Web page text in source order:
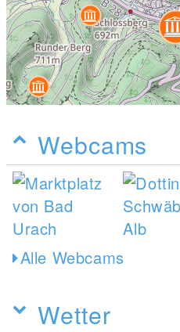
Webcams
Alle Webcams
Wetter